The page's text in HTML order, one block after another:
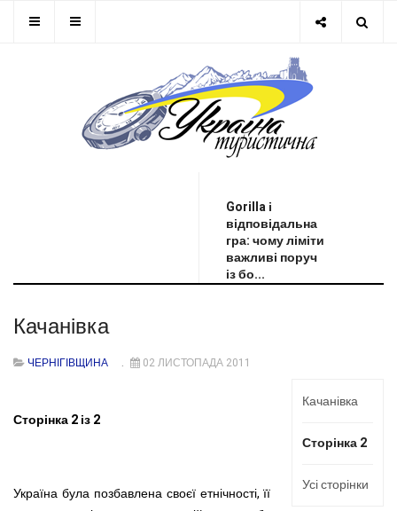
Gorilla і
відповідальна
гра: чому ліміти
важливі поруч
із бо...
Качанівка
ЧЕРНІГІВЩИНА 02 ЛИСТОПАДА 2011
Качанівка
Сторінка 2
Усі сторінки
Сторінка 2 із 2
Україна була позбавлена своєї етнічності, її